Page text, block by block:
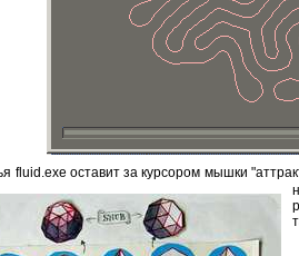
fluid.exe оставит за курсором мышки